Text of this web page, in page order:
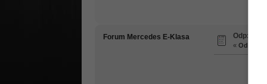
Forum Mercedes E-Klasa Odp:
«